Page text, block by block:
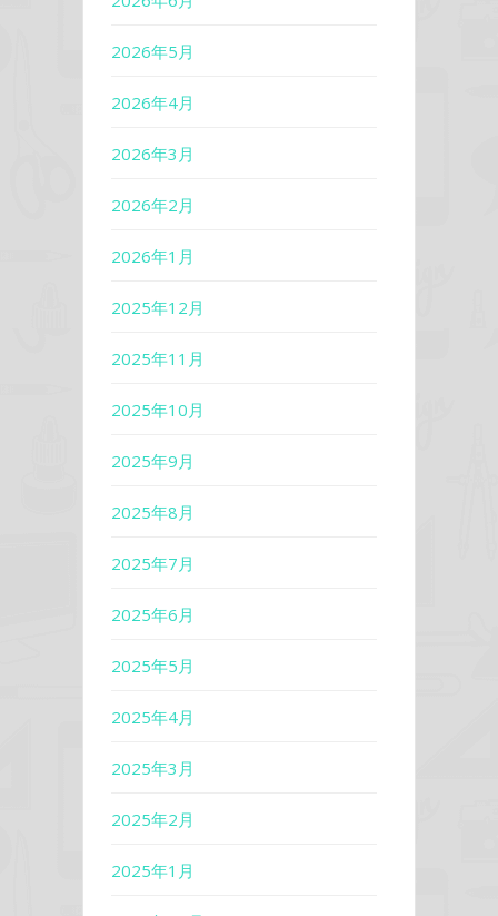
2026年5月
2026年4月
2026年3月
2026年2月
2026年1月
2025年12月
2025年11月
2025年10月
2025年9月
2025年8月
2025年7月
2025年6月
2025年5月
2025年4月
2025年3月
2025年2月
2025年1月